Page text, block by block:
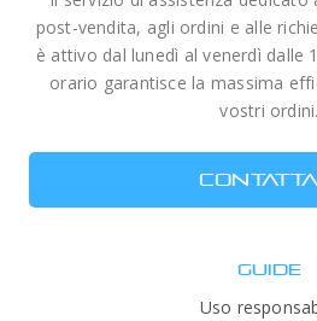
post-vendita, agli ordini e alle
è attivo dal lunedì al venerdì dalle
orario garantisce la massima
vostri ordini.
GUIDE
Uso